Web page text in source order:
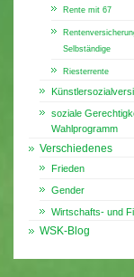
Rente mit 67
Selbständige
Riesterrente
soziale
Wahlprogramm
Verschiedenes
Frieden
Gender
Wirtschafts- und
WSK-Blog